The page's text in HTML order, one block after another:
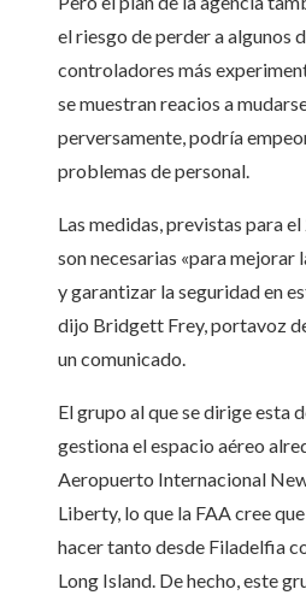
el riesgo de perder a algunos
controladores más
se muestran reacios a
perversamente, podría
problemas de personal.
Las medidas, previstas para
son necesarias «para mejorar
y garantizar la seguridad en
dijo Bridgett Frey, portavoz
un comunicado.
El grupo al que se dirige esta
gestiona el espacio aéreo
Aeropuerto Internacional
Liberty, lo que la FAA cree
hacer tanto desde Filadelfia
Long Island. De hecho, este